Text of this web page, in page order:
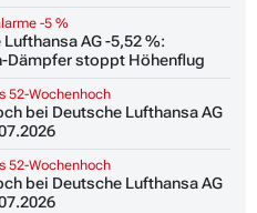
-5 %
AG -5,52 %:
Dämpfer stoppt Höhenflug
52-Wochenhoch
bei Deutsche Lufthansa AG
52-Wochenhoch
bei Deutsche Lufthansa AG